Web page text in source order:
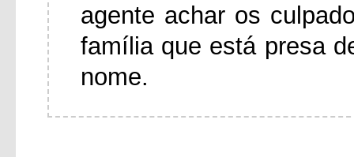
agente achar os
família que está presa
nome.